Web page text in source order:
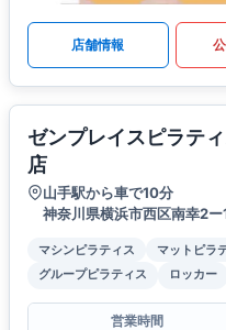
店舗情報
ゼンプレイスピラテ
店
山手駅から車で10分
神奈川県横浜市西区南幸2
マシンピラティス マットピラ
グループピラティス
ロッカー
営業時間